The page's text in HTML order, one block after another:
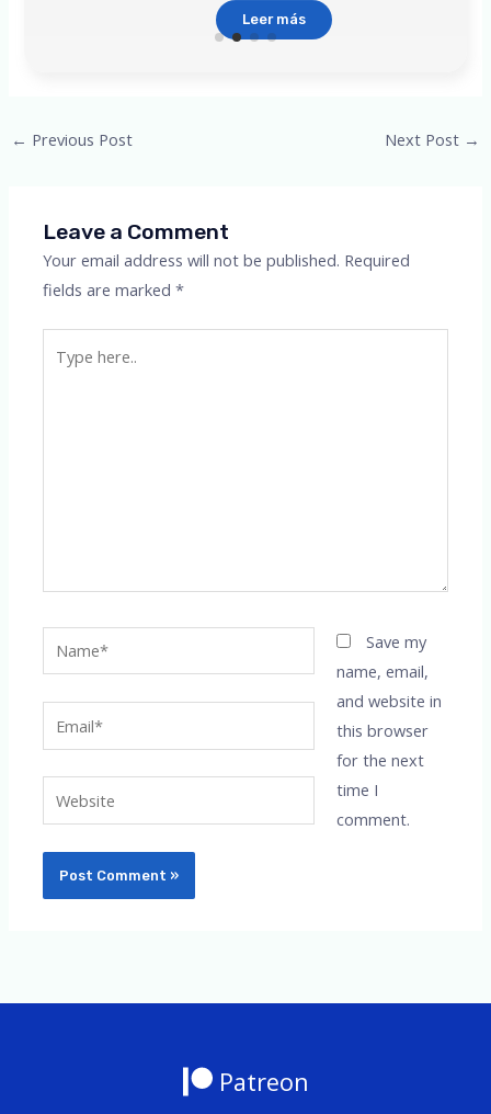
Leer más
Post
← Previous Post Next Post →
Leave a Comment
Your email address will not be published. Required
fields are marked*
here..
Website
Save my
name, email,
and website in
this browser
for the next
time I
comment.
Patreon